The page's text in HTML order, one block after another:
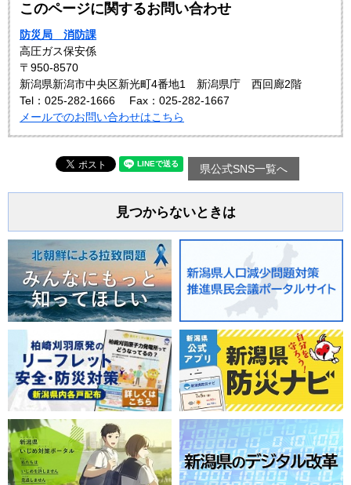
このページに関するお問い合わせ
防災局 消防課
高圧ガス保安係
〒950-8570
新潟県新潟市中央区新光町4番地1 新潟県庁 西回廊2階
Tel：025-282-1666
Fax：025-282-1667
メールでのお問い合わせはこちら
県公式SNS一覧へ
見つからないときは